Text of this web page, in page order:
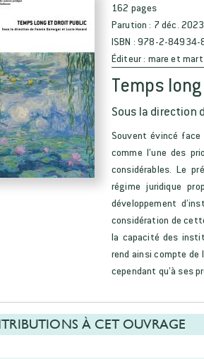
162 pages
Parution : 7 déc. 2023
ISBN : 978-2-84934-
Éditeur : mare et
Temps
Sous la direction
Souvent évincé face
comme l’une des
considérables. Le
régime juridique
développement
considération de
la capacité des
rend ainsi compte de
cependant qu’à ses
À CET OUVRAGE